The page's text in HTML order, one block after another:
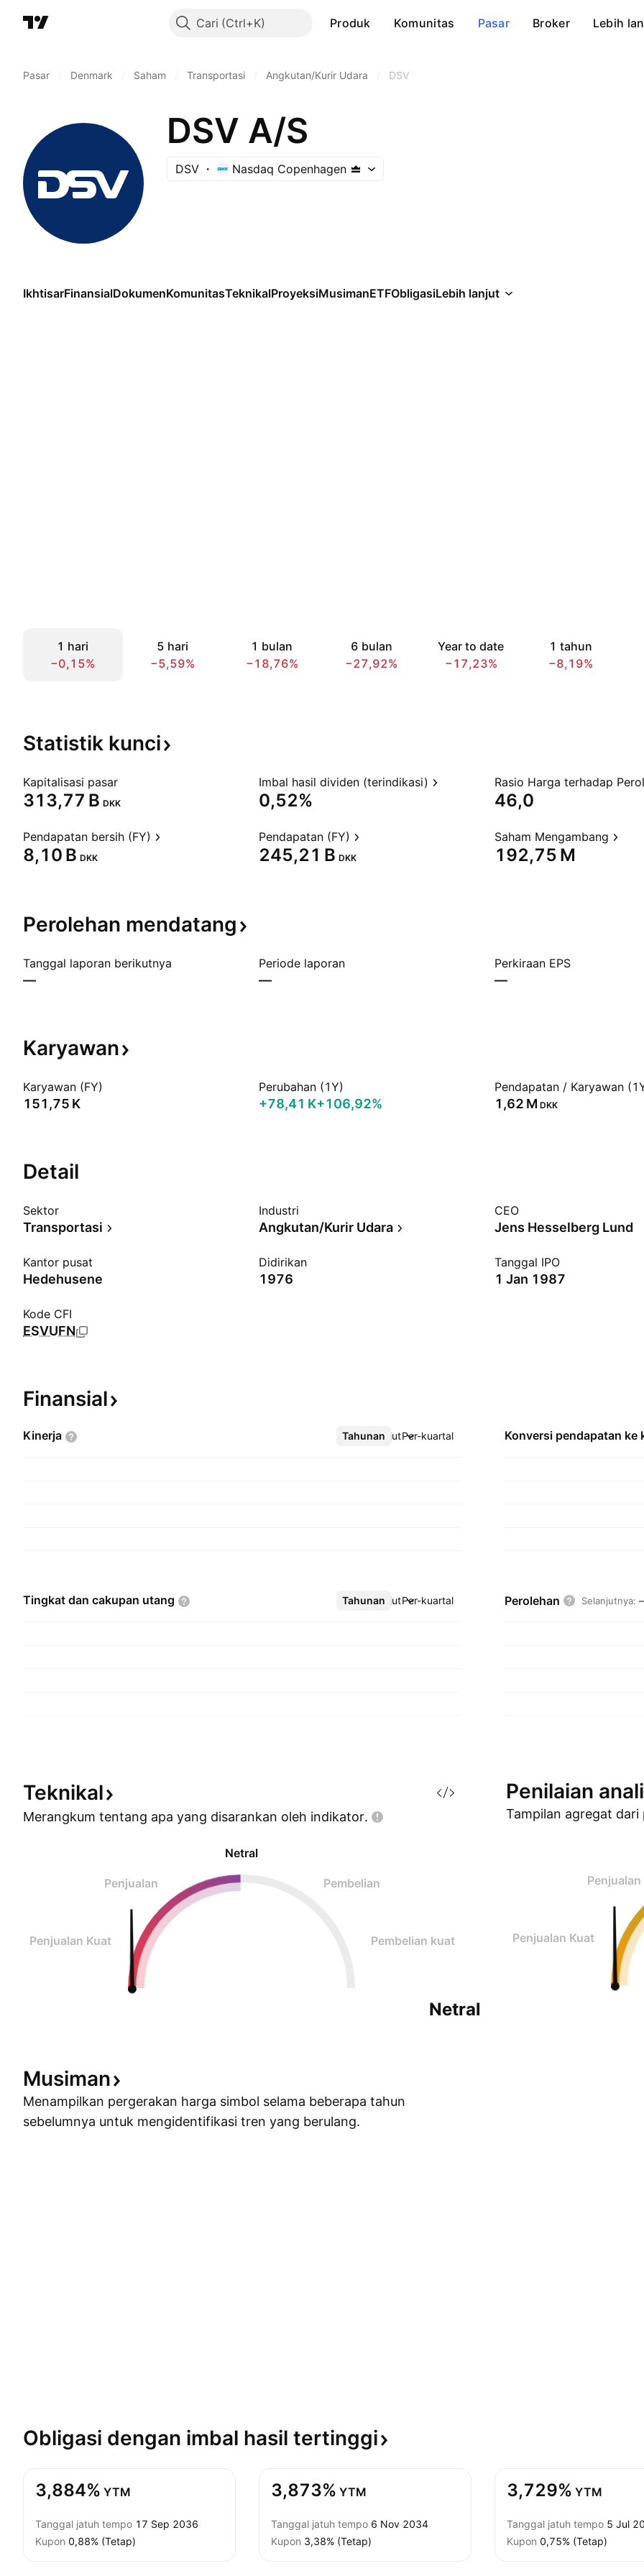
Cari Produk Komunitas Pasar Broker Lebih
Pasar Denmark Saham Transportasi Angkutan/Kurir Udara DSV
DSV A/S
DSV Nasdaq Copenhagen
IkhtisarFinansialDokumenKomunitasTeknikalProyeksiMusimanETFObligasiLebih lanjut
1 hari
−0,15%
5 hari
−5,59%
1 bulan
−18,76%
6 bulan
−27,92%
Year to date
−17,23%
1 tahun
−8,19%
Statistik kunci
Kapitalisasi pasar
‪313,77 B‬ DKK
Imbal hasil dividen (terindikasi)
0,52% 46,0
Pendapatan bersih (FY)
‪8,10 B‬ DKK
Pendapatan (FY)
‪245,21 B‬ DKK
Saham Mengambang
‪192,75 M‬
Perolehan mendatang
Tanggal laporan berikutnya
—
Periode laporan
—
Perkiraan EPS
—
Karyawan
Karyawan (FY)
‪151,75 K‬
Perubahan (1Y)
‪+78,41 K‬+106,92%
Pendapatan / Karyawan
‪1,62 M‬ DKK
Detail
Sektor
Transportasi
Industri
Angkutan/Kurir Udara
CEO
Jens Hesselberg Lund
Kantor pusat
Hedehusene
Didirikan
1976
Tanggal IPO
1 Jan 1987
Kode CFI
ESVUFN
Finansial
Kinerja Tahunan Per-kuartal
Lebih lanjut Konversi pendapatan ke
Tingkat dan cakupan utang Tahunan Per-kuartal
Lebih lanjut Perolehan Selanjutnya:
Teknikal
Merangkum tentang apa yang disarankan oleh indikator.
Netral
Penjualan Pembelian
Penjualan Kuat Pembelian kuat
Netral
Penilaian
Tampilan agregat dari
Penjualan
Penjualan Kuat
Musiman
Menampilkan pergerakan harga simbol selama beberapa tahun
sebelumnya untuk mengidentifikasi tren yang berulang.
Obligasi dengan imbal hasil tertinggi
3,884% YTM
Tanggal jatuh tempo 17 Sep 2036
Kupon 0,88% (Tetap)
3,873% YTM
Tanggal jatuh tempo 6 Nov 2034
Kupon 3,38% (Tetap)
3,729% YTM
Tanggal jatuh tempo 5 Jul
Kupon 0,75% (Tetap)